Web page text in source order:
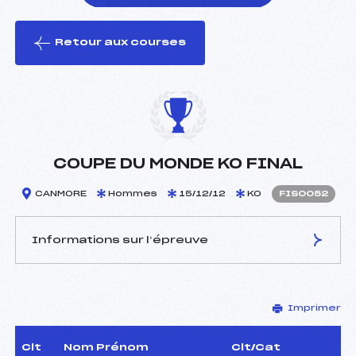
le ski
Retour aux courses
COUPE DU MONDE KO FINAL
CANMORE Hommes 15/12/12 KO FIS0052
Informations sur l’épreuve
–
D.T Adjoint :
–
Dir. Epreuve :
Imprimer
Clt Nom Prénom Clt/Cat